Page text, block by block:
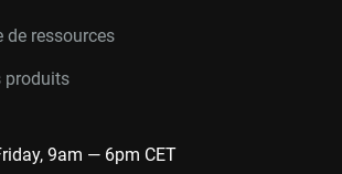
de ressources
produits
9am — 6pm CET